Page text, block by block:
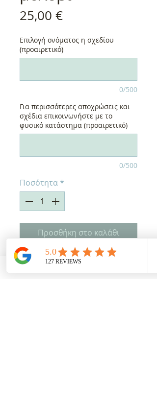
25,00 €Τιμή
Επιλογή ονόματος η σχεδίου
(προαιρετικό)
0/500
Για περισσότερες αποχρώσεις και
σχέδια επικοινωνήστε με το
φυσικό κατάστημα (προαιρετικό)
0/500
Ποσότητα*
Προσθήκη στο καλάθι
Μαξιλάρι μολύβι Διάσταση 15 χ
70 εκατοστά Τιμή: 25.00€